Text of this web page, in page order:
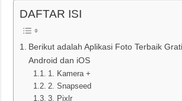
DAFTAR ISI
Berikut adalah Aplikasi Foto Terbaik
Android dan iOS
1. Kamera +
2. Snapseed
3. Pixlr